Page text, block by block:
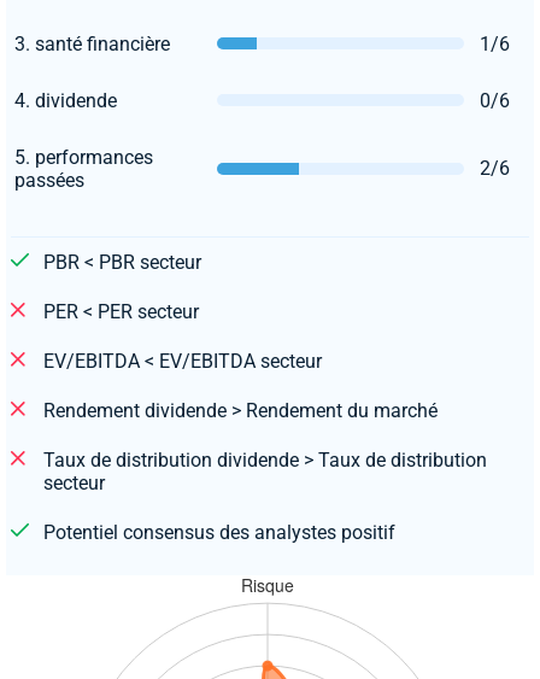
3. santé financière 1/6
4. dividende 0/6
5. performances
passées
2/6
PBR < PBR secteur
PER < PER secteur
EV/EBITDA < EV/EBITDA secteur
Rendement dividende > Rendement du marché
Taux de distribution dividende > Taux de distribution
secteur
Potentiel consensus des analystes positif